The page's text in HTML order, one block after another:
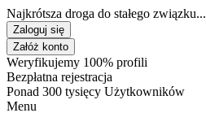
Najkrótsza droga do stałego związku...
Zaloguj się
Załóż konto
Weryfikujemy 100% profili
Bezpłatna rejestracja
Ponad 300 tysięcy Użytkowników
Menu